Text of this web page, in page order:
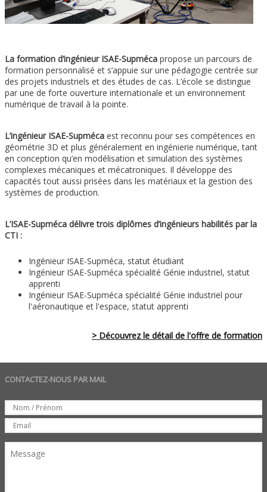
La formation d’ingénieur ISAE-Supméca propose un parcours de
formation personnalisé et s’appuie sur une pédagogie centrée sur
des projets industriels et des études de cas. L’école se distingue
par une de forte ouverture internationale et un environnement
numérique de travail à la pointe.
L’ingénieur ISAE-Supméca est reconnu pour ses compétences en
géométrie 3D et plus généralement en ingénierie numérique, tant
en conception qu’en modélisation et simulation des systèmes
complexes mécaniques et mécatroniques. Il développe des
capacités tout aussi prisées dans les matériaux et la gestion des
systèmes de production.
L’ISAE-Supméca délivre trois diplômes d’ingénieurs habilités par la
CTI :
Ingénieur ISAE-Supméca, statut étudiant
Ingénieur ISAE-Supméca spécialité Génie industriel, statut
apprenti
Ingénieur ISAE-Supméca spécialité Génie industriel pour
l'aéronautique et l'espace, statut apprenti
> Découvrez le détail de l'offre de formation
CONTACTEZ-NOUS PAR MAIL
Set
Nom
Email
Message